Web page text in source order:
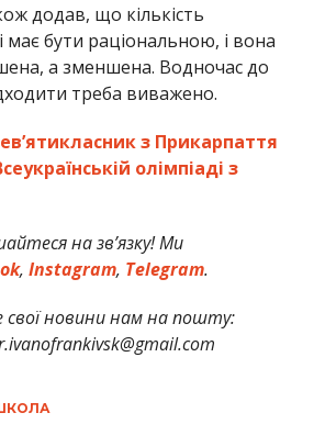
додав, що кількість
має бути раціональною, і вона
а зменшена. Водночас до
треба виважено.
з Прикарпаття
олімпіаді з
на зв’язку! Ми
, Instagram, Telegram.
свої новини нам на пошту: